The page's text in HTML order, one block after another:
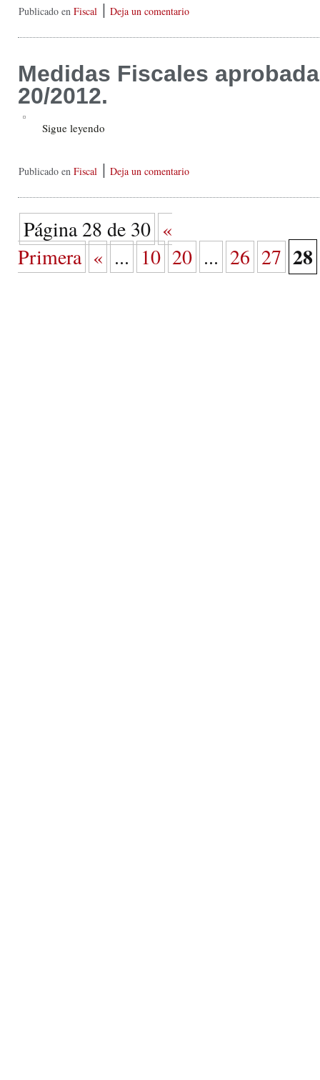
Publicado en Fiscal | Deja un comentario
Medidas Fiscales
20/2012.
Sigue leyendo
Publicado en Fiscal | Deja un comentario
Página 28 de 30 «
Primera « ... 10 20 ... 26 27 28